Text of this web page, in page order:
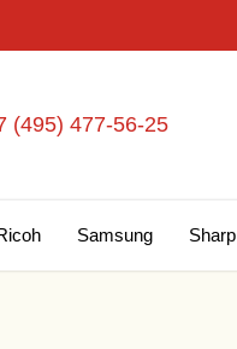
(495) 477-56-25
Samsung Sharp